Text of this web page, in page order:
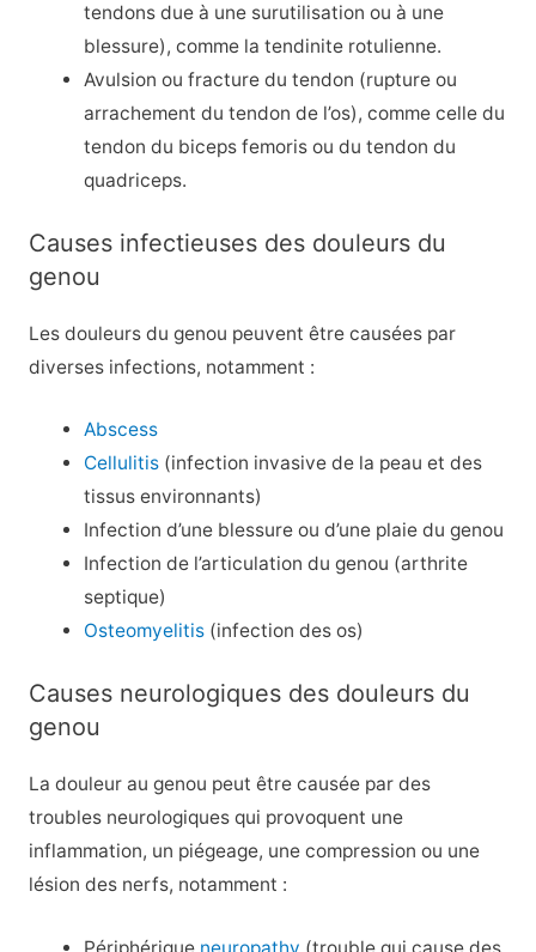
tendons due à une surutilisation ou à une
blessure), comme la tendinite rotulienne.
Avulsion ou fracture du tendon (rupture ou
arrachement du tendon de l’os), comme celle du
tendon du biceps femoris ou du tendon du
quadriceps.
Causes infectieuses des douleurs du
genou
Les douleurs du genou peuvent être causées par
diverses infections, notamment :
Abscess
Cellulitis (infection invasive de la peau et des
tissus environnants)
Infection d’une blessure ou d’une plaie du genou
Infection de l’articulation du genou (arthrite
septique)
Osteomyelitis (infection des os)
Causes neurologiques des douleurs du
genou
La douleur au genou peut être causée par des
troubles neurologiques qui provoquent une
inflammation, un piégeage, une compression ou une
lésion des nerfs, notamment :
Périphérique neuropathy (trouble qui cause des